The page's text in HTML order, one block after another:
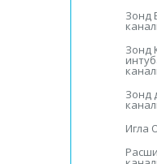
Зонд
Зонд
Зонд
Игла